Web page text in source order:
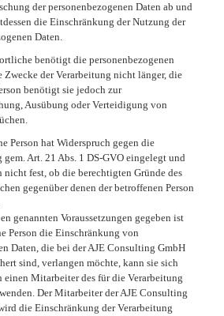
der personenbezogenen Daten ab und
die Einschränkung der Nutzung der
Daten.
benötigt die personenbezogenen
Zwecke der Verarbeitung nicht länger, die
benötigt sie jedoch zur
Ausübung oder Verteidigung von
Person hat Widerspruch gegen die
gem. Art. 21 Abs. 1 DS-GVO eingelegt und
nicht fest, ob die berechtigten Gründe des
gegenüber denen der betroffenen Person
genannten Voraussetzungen gegeben ist
Person die Einschränkung von
Daten, die bei der AJE Consulting GmbH
sind, verlangen möchte, kann sie sich
einen Mitarbeiter des für die Verarbeitung
Der Mitarbeiter der AJE Consulting
die Einschränkung der Verarbeitung